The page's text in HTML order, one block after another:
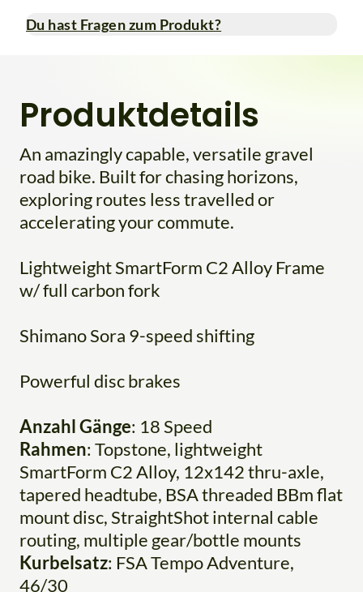
Du hast Fragen zum Produkt?
Produktdetails
An amazingly capable, versatile gravel
road bike. Built for chasing horizons,
exploring routes less travelled or
accelerating your commute.
Lightweight SmartForm C2 Alloy Frame
w/ full carbon fork
Shimano Sora 9-speed shifting
Powerful disc brakes
Anzahl Gänge: 18 Speed
Rahmen: Topstone, lightweight
SmartForm C2 Alloy, 12x142 thru-axle,
tapered headtube, BSA threaded BBm flat
mount disc, StraightShot internal cable
routing, multiple gear/bottle mounts
Kurbelsatz: FSA Tempo Adventure,
46/30